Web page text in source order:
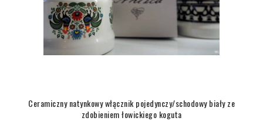
Ceramiczny natynkowy włącznik pojedynczy/schodowy biały ze
zdobieniem łowickiego koguta